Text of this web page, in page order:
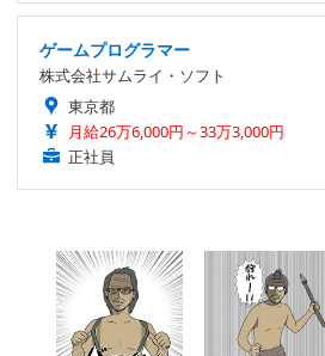
ゲームプログラマー
株式会社サムライ・ソフト
東京都
月給26万6,000円～33万3,000円
正社員